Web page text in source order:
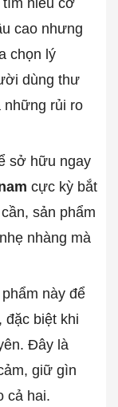
tìm hiểu cơ
cao nhưng
chọn lý
dùng thư
những rủi ro
sở hữu ngay
cực kỳ bắt
sản phẩm
nhàng mà
này để
đặc biệt khi
Đây là
giữ gìn
cả hai.